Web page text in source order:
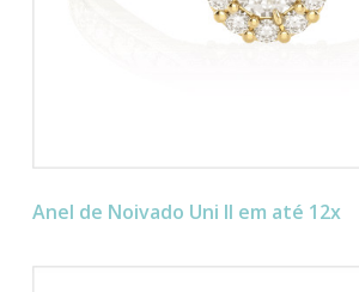
Anel de Noivado Uni II em até 12x